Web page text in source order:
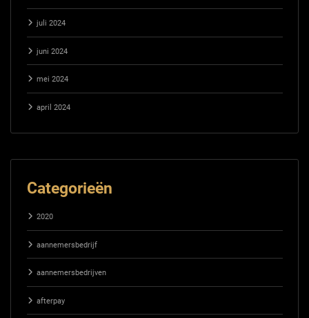
juli 2024
juni 2024
mei 2024
april 2024
Categorieën
2020
aannemersbedrijf
aannemersbedrijven
afterpay